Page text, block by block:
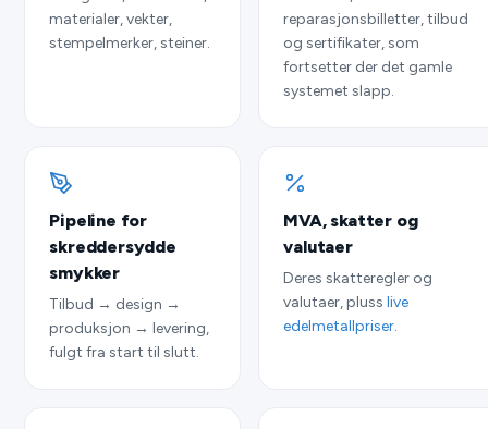
materialer, vekter,
stempelmerker, steiner.
reparasjonsbilletter, tilbud
og sertifikater, som
fortsetter der det gamle
systemet slapp.
Pipeline for
skreddersydde
smykker
Tilbud → design →
produksjon → levering,
fulgt fra start til slutt.
MVA, skatter og
valutaer
Deres skatteregler og
valutaer, plusslive
edelmetallpriser.